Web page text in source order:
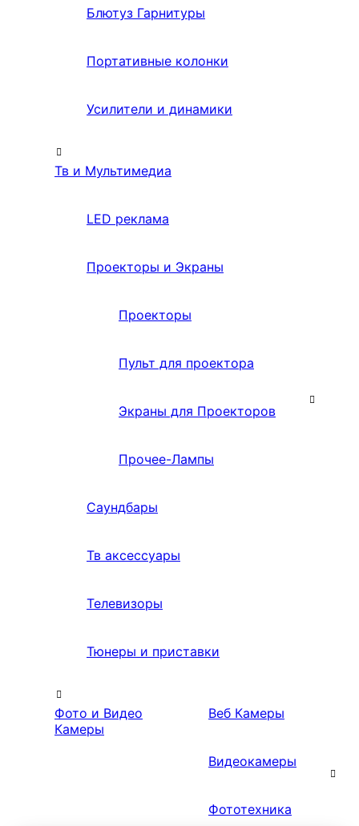
Блютуз Гарнитуры
Портативные колонки
Усилители и динамики
Тв и Мультимедиа
LED реклама
Проекторы и Экраны
Проекторы
Пульт для проектора
Экраны для Проекторов
Прочее-Лампы
Саундбары
Тв аксессуары
Телевизоры
Тюнеры и приставки
Фото и Видео
Камеры
Веб Камеры
Видеокамеры
Фототехника